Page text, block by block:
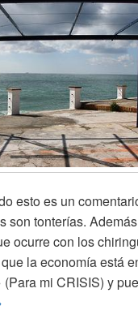
esto es un
son tonterías.
ocurre con los
la economía está
mi CRISIS) y
nada lo del ojo!